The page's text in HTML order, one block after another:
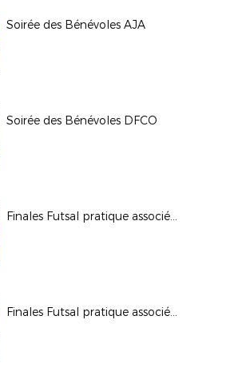
Soirée des Bénévoles AJA
Soirée des Bénévoles DFCO
Finales Futsal pratique associée Jeunes masculines 2025
Finales Futsal pratique associée Séniors masculines 2025